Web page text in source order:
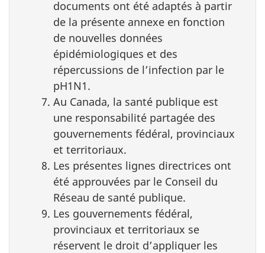
documents ont été adaptés à partir
de la présente annexe en fonction
de nouvelles données
épidémiologiques et des
répercussions de l’infection par le
pH1N1.
Au Canada, la santé publique est
une responsabilité partagée des
gouvernements fédéral, provinciaux
et territoriaux.
Les présentes lignes directrices ont
été approuvées par le Conseil du
Réseau de santé publique.
Les gouvernements fédéral,
provinciaux et territoriaux se
réservent le droit d’appliquer les